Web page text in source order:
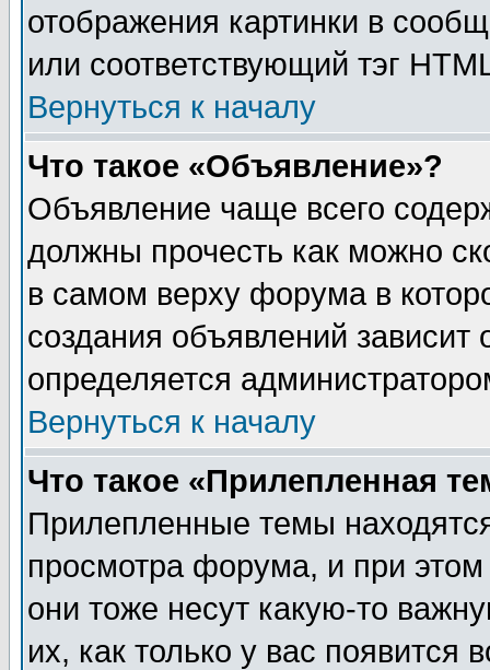
отображения картинки в
или соответствующий тэг
Вернуться к началу
Что такое «Объявление»?
Объявление чаще всего
должны прочесть как можно
в самом верху форума в
создания объявлений зависит
определяется
Вернуться к началу
Что такое «Прилепленная
Прилепленные темы
просмотра форума, и при
они тоже несут какую-то
их, как только у вас появится